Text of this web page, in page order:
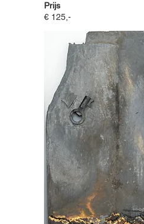
Prijs
€ 125,-